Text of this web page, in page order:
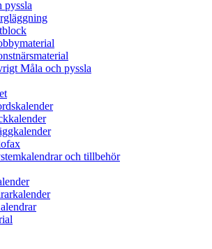
pyssla
Måla och pyssla
och tillbehör